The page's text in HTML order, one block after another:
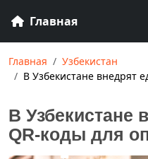
Главная
Главная
Узбекистан
В Узбекистане внедрят
В Узбекистане
QR-коды для